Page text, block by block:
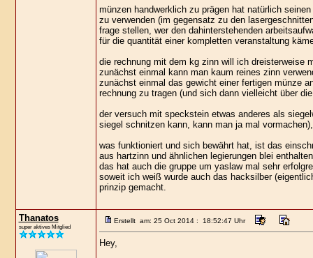
münzen handwerklich zu prägen hat natürlich
zu verwenden (im gegensatz zu den
frage stellen, wer den dahinterstehenden
für die quantität einer kompletten veranstaltung
die rechnung mit dem kg zinn will ich dreisterweise
zunächst einmal kann man kaum reines zinn
zunächst einmal das gewicht einer fertigen münze
rechnung zu tragen (und sich dann vielleicht über
der versuch mit speckstein etwas anderes als
siegel schnitzen kann, kann man ja mal
was funktioniert und sich bewährt hat, ist das
aus hartzinn und ähnlichen legierungen blei
das hat auch die gruppe um yaslaw mal sehr
soweit ich weiß wurde auch das hacksilber
prinzip gemacht.
Thanatos
super aktives Mitglied
Erstellt am: 25 Oct 2014 : 18:52:47 Uhr
Hey,